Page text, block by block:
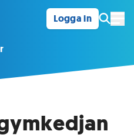
Logga in